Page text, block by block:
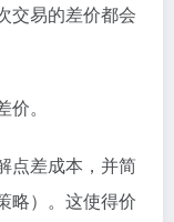
交易的差价都会
。
点差成本，并简
略）。这使得价